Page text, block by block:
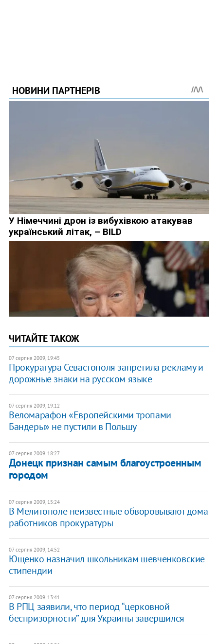
ЧИТАЙТЕ ТАКОЖ
07 серпня 2009, 19:45
Прокуратура Севастополя запретила рекламу и
дорожные знаки на русском языке
07 серпня 2009, 19:12
Веломарафон «Европейскими тропами
Бандеры» не пустили в Польшу
07 серпня 2009, 18:27
Донецк признан самым благоустроенным
городом
07 серпня 2009, 15:24
В Мелитополе неизвестные обворовывают дома
работников прокуратуры
07 серпня 2009, 14:52
Ющенко назначил школьникам шевченковские
стипендии
07 серпня 2009, 13:41
В РПЦ заявили, что период “церковной
беспризорности” для Украины завершился